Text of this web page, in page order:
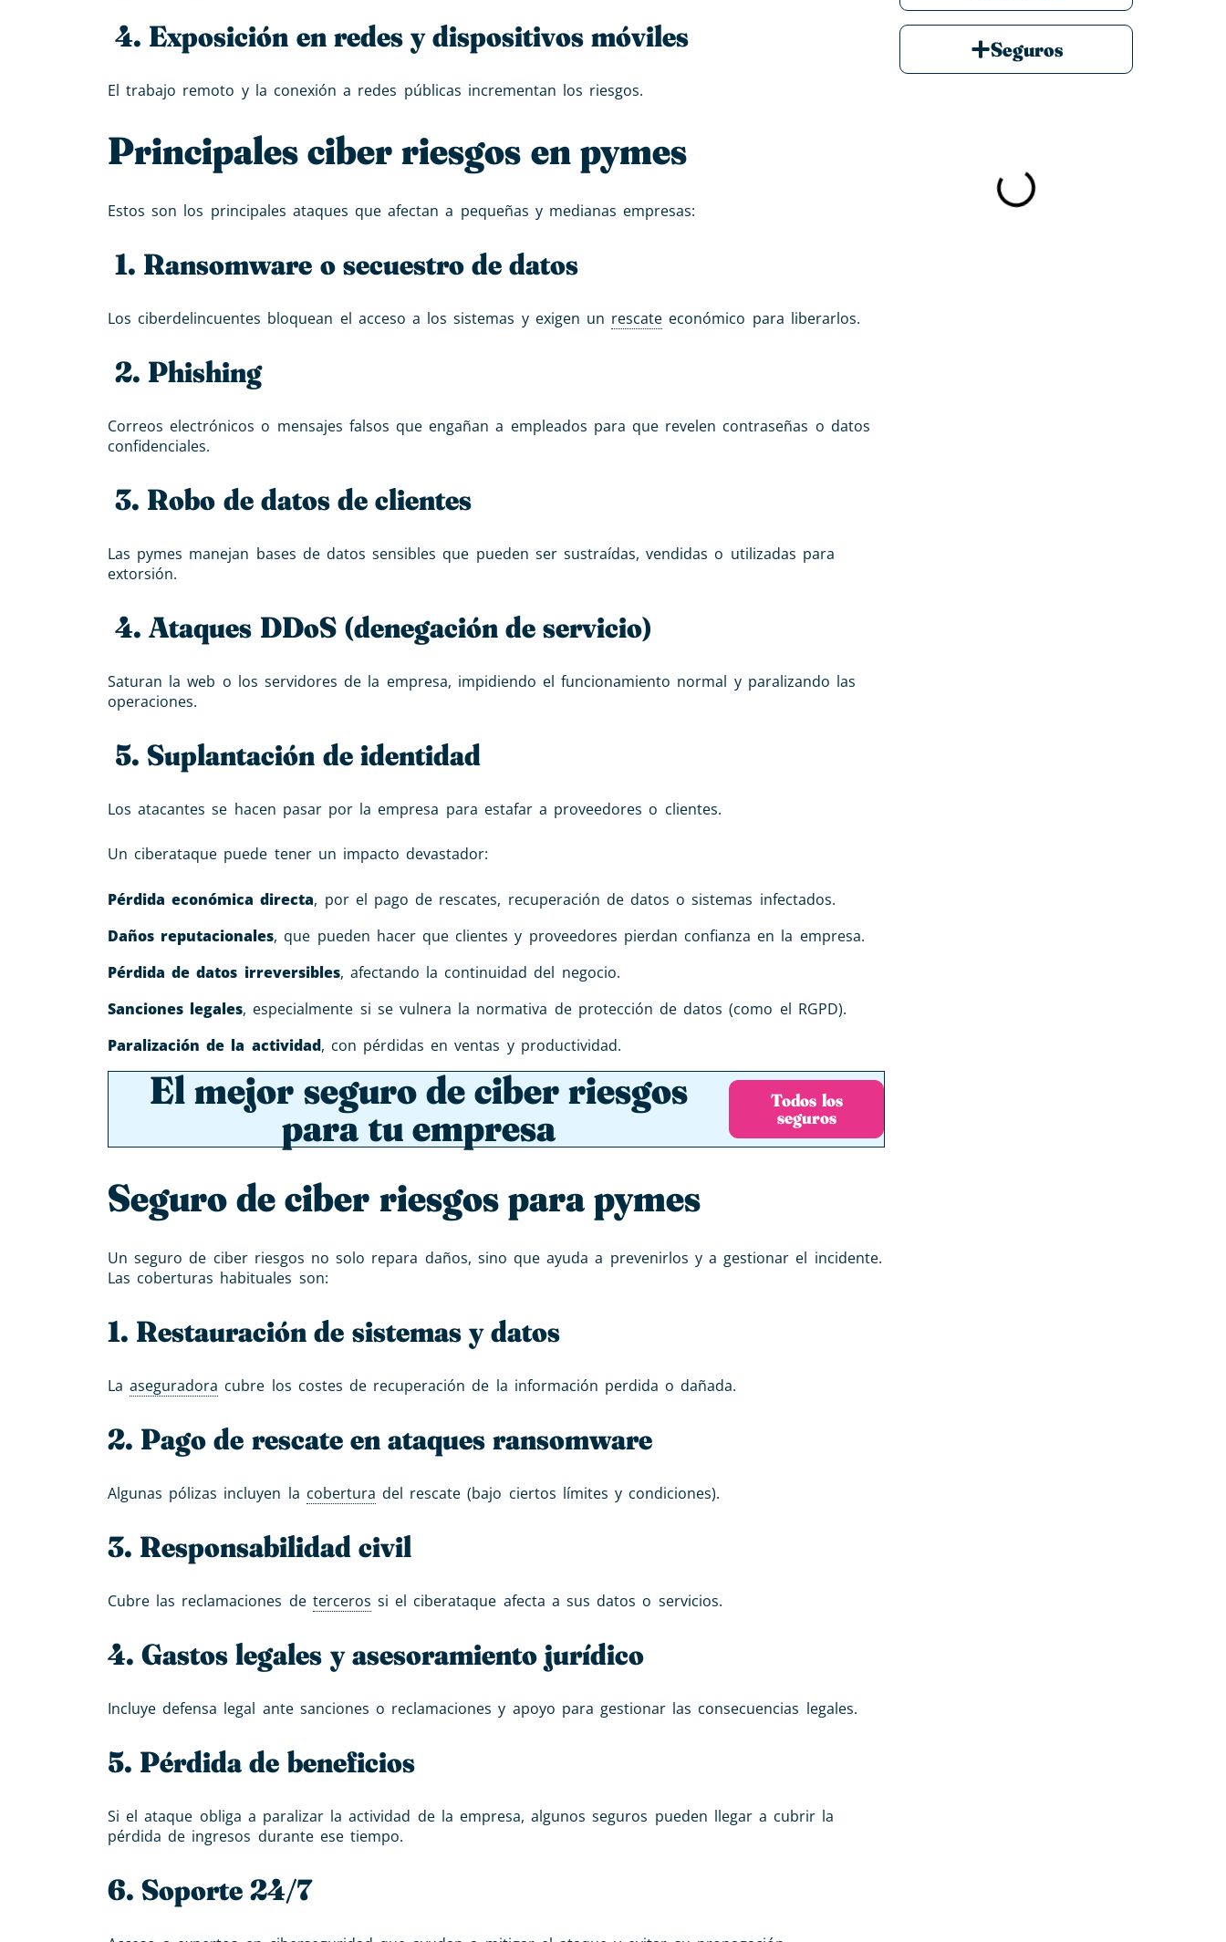
4. Exposición en redes y dispositivos móviles
El trabajo remoto y la conexión a redes públicas incrementan los riesgos.
Principales ciber riesgos en pymes
Estos son los principales ataques que afectan a pequeñas y medianas empresas:
1. Ransomware o secuestro de datos
Los ciberdelincuentes bloquean el acceso a los sistemas y exigen un rescate económico para liberarlos.
2. Phishing
Correos electrónicos o mensajes falsos que engañan a empleados para que revelen contraseñas o datos
confidenciales.
3. Robo de datos de clientes
Las pymes manejan bases de datos sensibles que pueden ser sustraídas, vendidas o utilizadas para
extorsión.
4. Ataques DDoS (denegación de servicio)
Saturan la web o los servidores de la empresa, impidiendo el funcionamiento normal y paralizando las
operaciones.
5. Suplantación de identidad
Los atacantes se hacen pasar por la empresa para estafar a proveedores o clientes.
Un ciberataque puede tener un impacto devastador:
Pérdida económica directa, por el pago de rescates, recuperación de datos o sistemas infectados.
Daños reputacionales, que pueden hacer que clientes y proveedores pierdan confianza en la empresa.
Pérdida de datos irreversibles, afectando la continuidad del negocio.
Sanciones legales, especialmente si se vulnera la normativa de protección de datos (como el RGPD).
Paralización de la actividad, con pérdidas en ventas y productividad.
El mejor seguro de ciber riesgos
para tu empresa
Todos los
seguros
Seguro de ciber riesgos para pymes
Un seguro de ciber riesgos no solo repara daños, sino que ayuda a prevenirlos y a gestionar el incidente.
Las coberturas habituales son:
1. Restauración de sistemas y datos
Laaseguradora cubre los costes de recuperación de la información perdida o dañada.
2. Pago de rescate en ataques ransomware
Algunas pólizas incluyen la cobertura del rescate (bajo ciertos límites y condiciones).
3. Responsabilidad civil
Cubre las reclamaciones de terceros si el ciberataque afecta a sus datos o servicios.
4. Gastos legales y asesoramiento jurídico
Incluye defensa legal ante sanciones o reclamaciones y apoyo para gestionar las consecuencias legales.
5. Pérdida de beneficios
Si el ataque obliga a paralizar la actividad de la empresa, algunos seguros pueden llegar a cubrir la
pérdida de ingresos durante ese tiempo.
6. Soporte 24/7
Seguros